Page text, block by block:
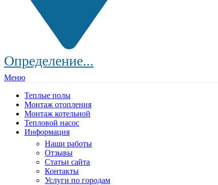
Определение...
Меню
Теплые полы
Монтаж отопления
Монтаж котельной
Тепловой насос
Информация
Наши работы
Отзывы
Статьи сайта
Контакты
Услуги по городам